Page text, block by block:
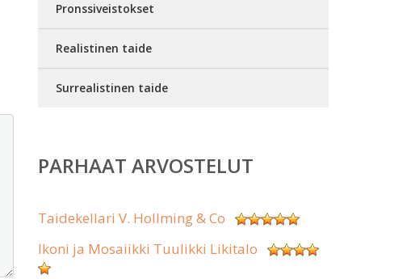
Pronssiveistokset
Realistinen taide
Surrealistinen taide
PARHAAT ARVOSTELUT
Taidekellari V. Hollming & Co
Ikoni ja Mosaiikki Tuulikki Likitalo